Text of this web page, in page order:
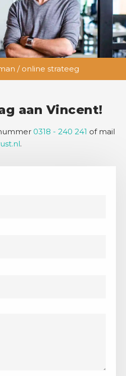
/ online strateeg
aan Vincent!
0318 - 240 241 of mail
.